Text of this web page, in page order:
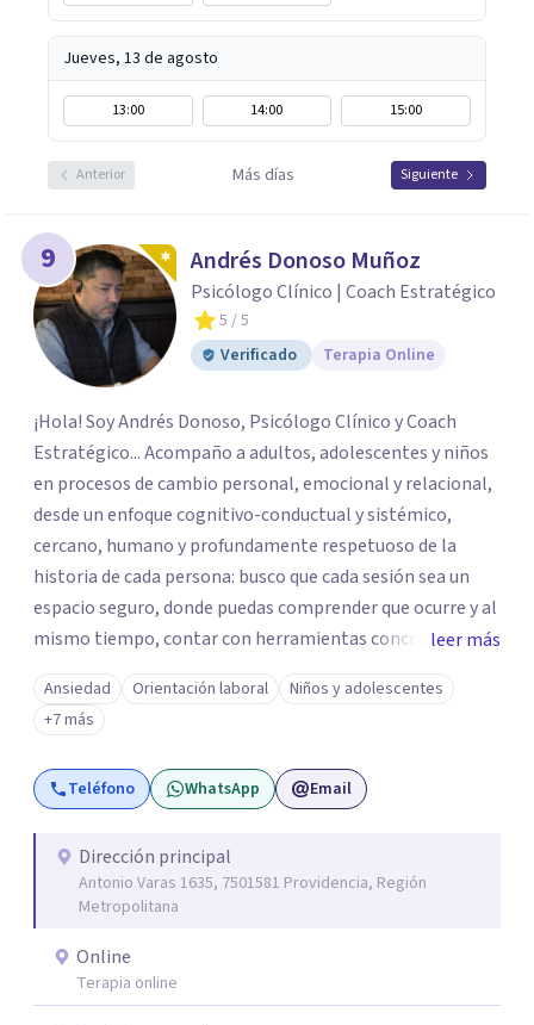
Jueves, 13 de agosto
13:00 14:00 15:00
Anterior Más días Siguiente
9 Andrés Donoso Muñoz
Psicólogo Clínico | Coach Estratégico
5 / 5
Verificado
Terapia Online
¡Hola! Soy Andrés Donoso, Psicólogo Clínico y Coach
Estratégico... Acompaño a adultos, adolescentes y niños
en procesos de cambio personal, emocional y relacional,
desde un enfoque cognitivo-conductual y sistémico,
cercano, humano y profundamente respetuoso de la
historia de cada persona: busco que cada sesión sea un
espacio seguro, donde puedas comprender que ocurre y al
mismo tiempo, contar con herramientas concretar para
avanzar... Creo profundamente en la resiliencia y en la
capacidad que todos tenemos de crecer incluso en
momentos difíciles Si quieres comenzar tu proceso de
cambio, estaré encantado de acompañarte! Puedes
escribirme para coordinar una primera sesión
leer más
Ansiedad Orientación laboral
Niños y adolescentes
+7 más
Teléfono WhatsApp Email
Dirección principal
Antonio Varas 1635, 7501581 Providencia, Región
Metropolitana
Online
Terapia online